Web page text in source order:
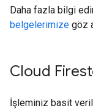
Daha fazla bilgi
belgelerimize göz
Cloud
İşleminiz basit